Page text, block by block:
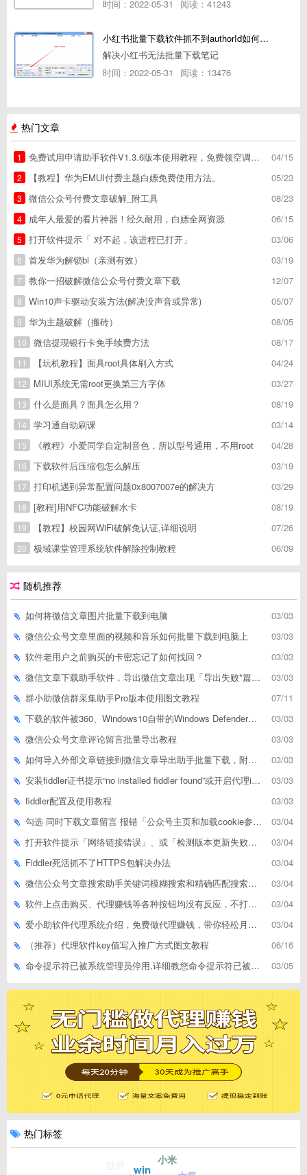
时间：2022-05-31
阅读：41243
小红书批量下载软件抓不到authorId如何解决
解决小红书无法批量下载笔记
时间：2022-05-31
阅读：13476
热门文章
04/15
1
免费试用申请助手软件V1.3.6版本使用教程，免费领空调冰箱，附下载地址
05/23
2
【教程】华为EMUI付费主题白嫖免费使用方法。
08/23
3
微信公众号付费文章破解_附工具
06/15
4
成年人最爱的看片神器！经久耐用，白嫖全网资源
03/06
5
打开软件提示「 对不起，该进程已打开」
03/19
6
首发华为解锁bl（亲测有效）
12/07
7
教你一招破解微信公众号付费文章下载
05/07
8
Win10声卡驱动安装方法(解决没声音或异常)
08/05
9
华为主题破解（搬砖）
08/17
10
微信提现银行卡免手续费方法
04/24
11
【玩机教程】面具root具体刷入方式
03/27
12
MIUI系统无需root更换第三方字体
08/19
13
什么是面具？面具怎么用？
03/14
14
学习通自动刷课
04/28
15
《教程》小爱同学自定制音色，所以型号通用，不用root
03/19
16
下载软件后压缩包怎么解压
03/29
17
打印机遇到异常配置问题0x8007007e的解决方
08/19
18
[教程]用NFC功能破解水卡
07/26
19
【教程】校园网WiFi破解免认证,详细说明
06/09
20 极域课堂管理系统软件解除控制教程
随机推荐
03/03
如何将微信文章图片批量下载到电脑
03/03
微信公众号文章里面的视频和音乐如何批量下载到电脑上
03/03
软件老用户之前购买的卡密忘记了如何找回？
03/03
微信文章下载助手软件，导出微信文章出现「导出失败*篇」如何解决
07/11
群小助微信群采集助手Pro版本使用图文教程
03/03
下载的软件被360、Windows10自带的Windows Defender、腾讯管家等杀毒软件误删了怎么解决
03/03
微信公众号文章评论留言批量导出教程
03/03
如何导入外部文章链接到微信文章导出助手批量下载，附上3种方式
03/03
安装fiddler证书提示“no installed fiddler found”或开启代理ip失败
03/03
fiddler配置及使用教程
03/04
勾选 同时下载文章留言 报错「公众号主页和加载cookie参数不能为空」
03/04
打开软件提示「网络链接错误」、或「检测版本更新失败」等网络问题解决方案
03/04
Fiddler死活抓不了HTTPS包解决办法
03/04
微信公众号文章搜索助手关键词模糊搜索和精确匹配搜索的区别
03/04
软件上点击购买、代理赚钱等各种按钮均没有反应，不打开相应网址怎么解决
03/04
爱小助软件代理系统介绍，免费做代理赚钱，带你轻松月收入过万
06/16
（推荐）代理软件key值写入推广方式图文教程
03/05
命令提示符已被系统管理员停用,详细教您命令提示符已被系统管理员停用怎么办
热门标签
win
小米